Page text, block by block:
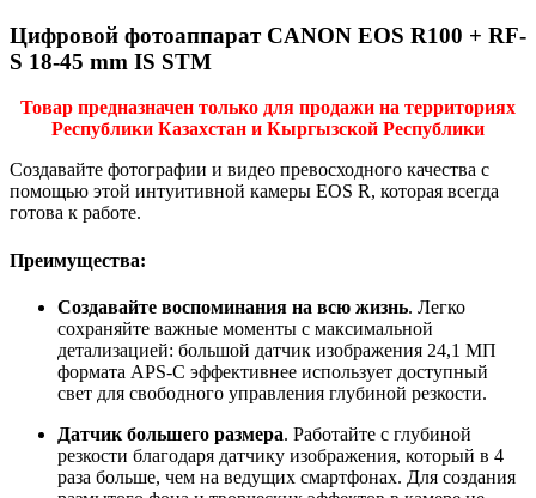
Цифровой фотоаппарат CANON EOS R100 + RF-
S 18-45 mm IS STM
Товар предназначен только для продажи на территориях
Республики Казахстан и Кыргызской Республики
Создавайте фотографии и видео превосходного качества с
помощью этой интуитивной камеры EOS R, которая всегда
готова к работе.
Преимущества:
Создавайте воспоминания на всю жизнь. Легко
сохраняйте важные моменты с максимальной
детализацией: большой датчик изображения 24,1 МП
формата APS-C эффективнее использует доступный
свет для свободного управления глубиной резкости.
Датчик большего размера. Работайте с глубиной
резкости благодаря датчику изображения, который в 4
раза больше, чем на ведущих смартфонах. Для создания